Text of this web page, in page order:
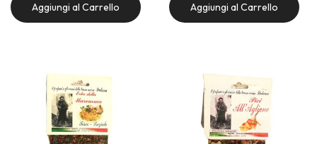
Aggiungi al Carrello
Aggiungi al Carrello